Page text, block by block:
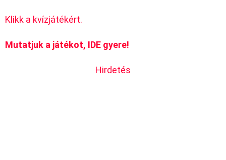
Klikk a kvízjátékért.
Mutatjuk a játékot, IDE gyere!
Hirdetés